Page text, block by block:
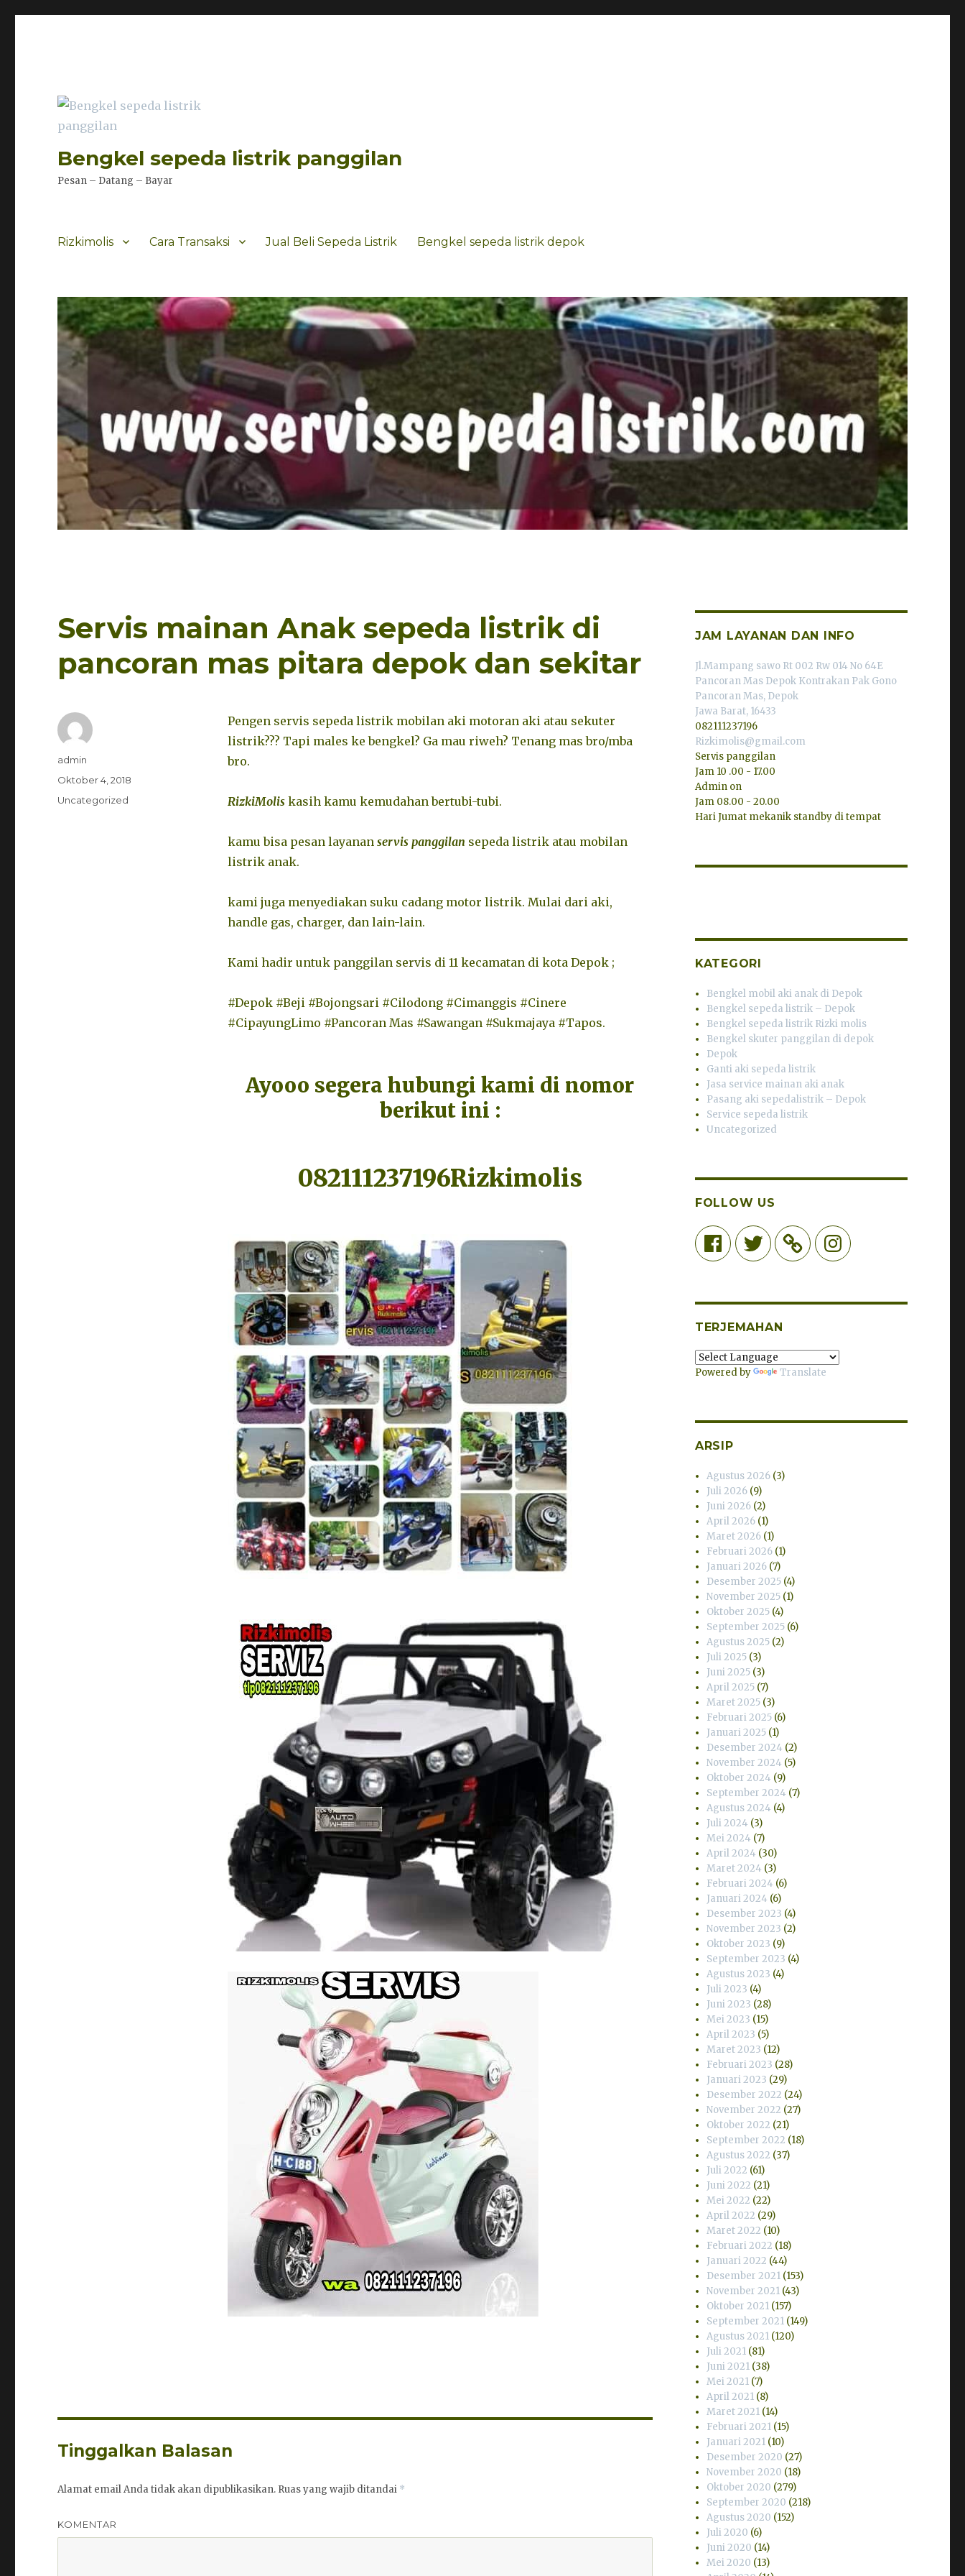
Bengkel sepeda listrik panggilan
Pesan – Datang – Bayar
Rizkimolis Cara Transaksi Jual Beli Sepeda Listrik Bengkel sepeda listrik depok
Servis mainan Anak sepeda listrik di
pancoran mas pitara depok dan sekitar
Pengen servis sepeda listrik mobilan aki motoran aki atau sekuter
listrik??? Tapi males ke bengkel? Ga mau riweh? Tenang mas bro/mba
bro.
RizkiMolis kasih kamu kemudahan bertubi-tubi.
kamu bisa pesan layanan servis panggilan sepeda listrik atau mobilan
listrik anak.
kami juga menyediakan suku cadang motor listrik. Mulai dari aki,
handle gas, charger, dan lain-lain.
Kami hadir untuk panggilan servis di 11 kecamatan di kota Depok ;
#Depok #Beji #Bojongsari #Cilodong #Cimanggis #Cinere
#CipayungLimo #Pancoran Mas #Sawangan #Sukmajaya #Tapos.
Ayooo segera hubungi kami di nomor
berikut ini :
082111237196Rizkimolis
Penulis
admin
Diposkan
Oktober 4, 2018
Kategori
Uncategorized
Tinggalkan Balasan
Alamat email Anda tidak akan dipublikasikan. Ruas yang wajib ditandai *
KOMENTAR
JAM LAYANAN DAN INFO
Jl.Mampang sawo Rt 002 Rw 014 No 64E
Pancoran Mas Depok Kontrakan Pak Gono
Pancoran Mas, Depok
Jawa Barat, 16433
082111237196
Rizkimolis@gmail.com
Servis panggilan
Jam 10 .00 - 17.00
Admin on
Jam 08.00 - 20.00
Hari Jumat mekanik standby di tempat
KATEGORI
Bengkel mobil aki anak di Depok
Bengkel sepeda listrik – Depok
Bengkel sepeda listrik Rizki molis
Bengkel skuter panggilan di depok
Depok
Ganti aki sepeda listrik
Jasa service mainan aki anak
Pasang aki sepedalistrik – Depok
Service sepeda listrik
Uncategorized
FOLLOW US
FacebookTwitter Instagram
TERJEMAHAN
Powered by Translate
ARSIP
Agustus 2026 (3)
Juli 2026 (9)
Juni 2026 (2)
April 2026 (1)
Maret 2026 (1)
Februari 2026 (1)
Januari 2026 (7)
Desember 2025 (4)
November 2025 (1)
Oktober 2025 (4)
September 2025 (6)
Agustus 2025 (2)
Juli 2025 (3)
Juni 2025 (3)
April 2025 (7)
Maret 2025 (3)
Februari 2025 (6)
Januari 2025 (1)
Desember 2024 (2)
November 2024 (5)
Oktober 2024 (9)
September 2024 (7)
Agustus 2024 (4)
Juli 2024 (3)
Mei 2024 (7)
April 2024 (30)
Maret 2024 (3)
Februari 2024 (6)
Januari 2024 (6)
Desember 2023 (4)
November 2023 (2)
Oktober 2023 (9)
September 2023 (4)
Agustus 2023 (4)
Juli 2023 (4)
Juni 2023 (28)
Mei 2023 (15)
April 2023 (5)
Maret 2023 (12)
Februari 2023 (28)
Januari 2023 (29)
Desember 2022 (24)
November 2022 (27)
Oktober 2022 (21)
September 2022 (18)
Agustus 2022 (37)
Juli 2022 (61)
Juni 2022 (21)
Mei 2022 (22)
April 2022 (29)
Maret 2022 (10)
Februari 2022 (18)
Januari 2022 (44)
Desember 2021 (153)
November 2021 (43)
Oktober 2021 (157)
September 2021 (149)
Agustus 2021 (120)
Juli 2021 (81)
Juni 2021 (38)
Mei 2021 (7)
April 2021 (8)
Maret 2021 (14)
Februari 2021 (15)
Januari 2021 (10)
Desember 2020 (27)
November 2020 (18)
Oktober 2020 (279)
September 2020 (218)
Agustus 2020 (152)
Juli 2020 (6)
Juni 2020 (14)
Mei 2020 (13)